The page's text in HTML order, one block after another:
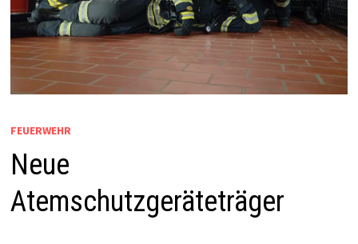
FEUERWEHR
Neue
Atemschutzgeräteträger